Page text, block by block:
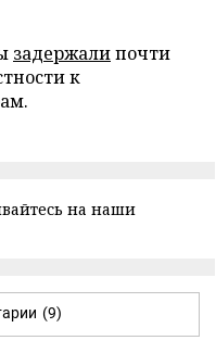
задержалипочти
к
на наши
(9)